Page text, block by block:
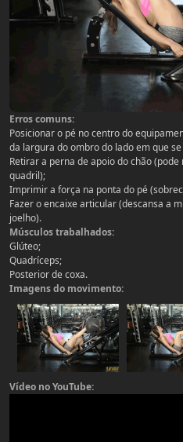
Erros comuns:
Posicionar o pé no centro do
da largura do ombro do lado em que
Retirar a perna de apoio do chão
quadril);
Imprimir a força na ponta do pé
Fazer o encaixe articular (descansa a
joelho).
Músculos trabalhados:
Glúteo;
Quadríceps;
Posterior de coxa.
Imagens do movimento:
Vídeo no YouTube: